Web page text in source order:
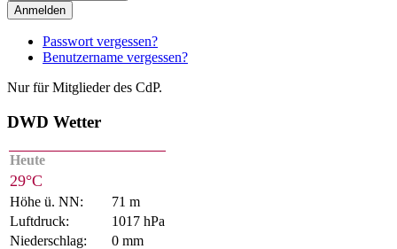
Anmelden
Passwort vergessen?
Benutzername vergessen?
Nur für Mitglieder des CdP.
DWD Wetter
Heute
29°C
Höhe ü. NN:
71 m
Luftdruck:
1017 hPa
Niederschlag:
0 mm